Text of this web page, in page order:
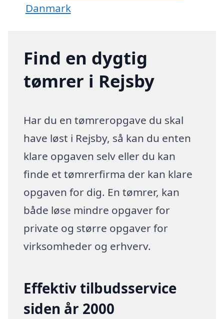
Danmark
Find en dygtig
tømrer i Rejsby
Har du en tømreropgave du skal
have løst i Rejsby, så kan du enten
klare opgaven selv eller du kan
finde et tømrerfirma der kan klare
opgaven for dig. En tømrer, kan
både løse mindre opgaver for
private og større opgaver for
virksomheder og erhverv.
Effektiv tilbudsservice
siden år 2000